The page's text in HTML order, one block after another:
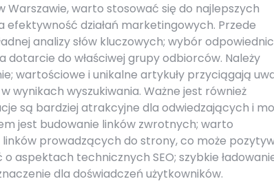
warto stosować się do najlepszych
działań marketingowych. Przede
analizy słów kluczowych; wybór
do właściwej grupy odbiorców. Należy
wartościowe i unikalne artykuły przyciągają
wynikach wyszukiwania. Ważne jest również
są bardziej atrakcyjne dla odwiedzających i
jest budowanie linków zwrotnych; warto
prowadzących do strony, co może
aspektach technicznych SEO; szybkie
dla doświadczeń użytkowników.